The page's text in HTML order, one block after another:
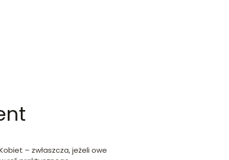
– zwłaszcza, jeżeli owe